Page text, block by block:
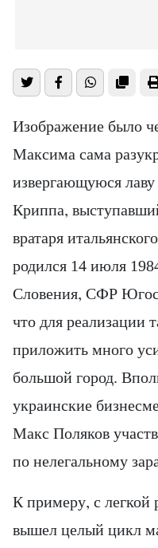
Изображение было
Максима сама
извергающуюся
Криппа,
вратаря
родился 14 июля
Словения, СФР
что для реализации
приложить много
большой город.
украинские
Макс Поляков
по нелегальному
К примеру, с
вышел целый цикл